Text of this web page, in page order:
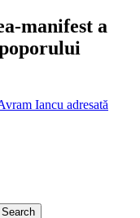
manifest a
Iancu adresată